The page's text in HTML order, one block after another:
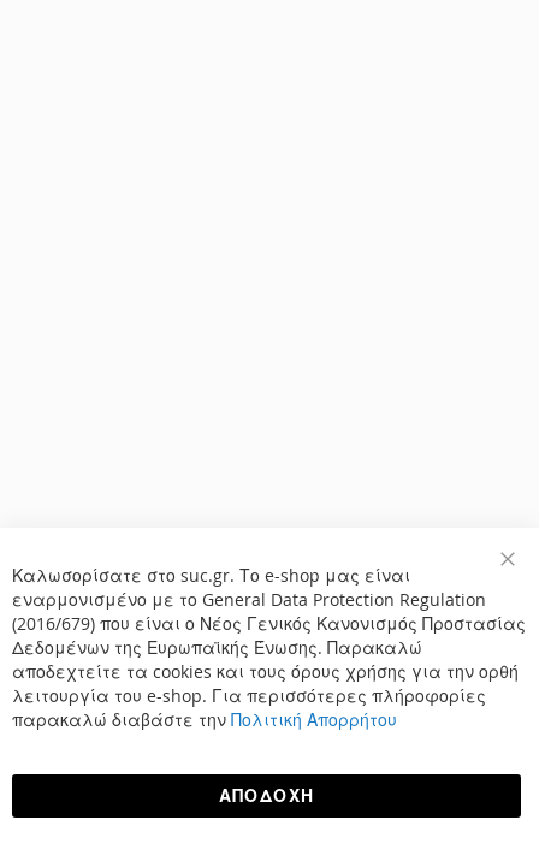
Καλωσορίσατε στο suc.gr. Το e-shop μας είναι
εναρμονισμένο με το General Data Protection Regulation
(2016/679) που είναι ο Νέος Γενικός Κανονισμός Προστασίας
Δεδομένων της Ευρωπαϊκής Ένωσης. Παρακαλώ
αποδεχτείτε τα cookies και τους όρους χρήσης για την ορθή
λειτουργία του e-shop. Για περισσότερες πλήροφορίες
παρακαλώ διαβάστε την Πολιτική Απορρήτου
ΑΠΟΔΟΧΉ